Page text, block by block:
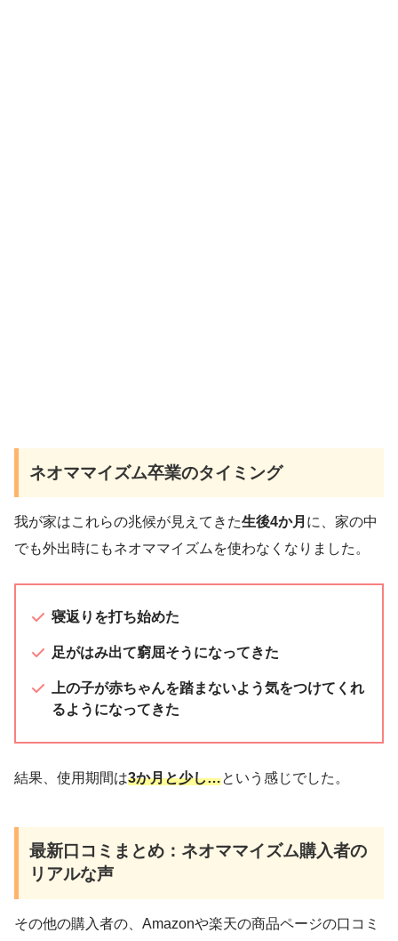
ネオママイズム卒業のタイミング
我が家はこれらの兆候が見えてきた生後4か月 に、家の中
でも外出時にもネオママイズムを使わなくなりました。
寝返りを打ち始めた
足がはみ出て窮屈そうになってきた
上の子が赤ちゃんを踏まないよう気をつけてくれ
るようになってきた
結果、使用期間は3か月と少し…という感じでした。
最新口コミまとめ：ネオママイズム購入者の
リアルな声
その他の購入者の、Amazonや楽天の商品ページの口コミ